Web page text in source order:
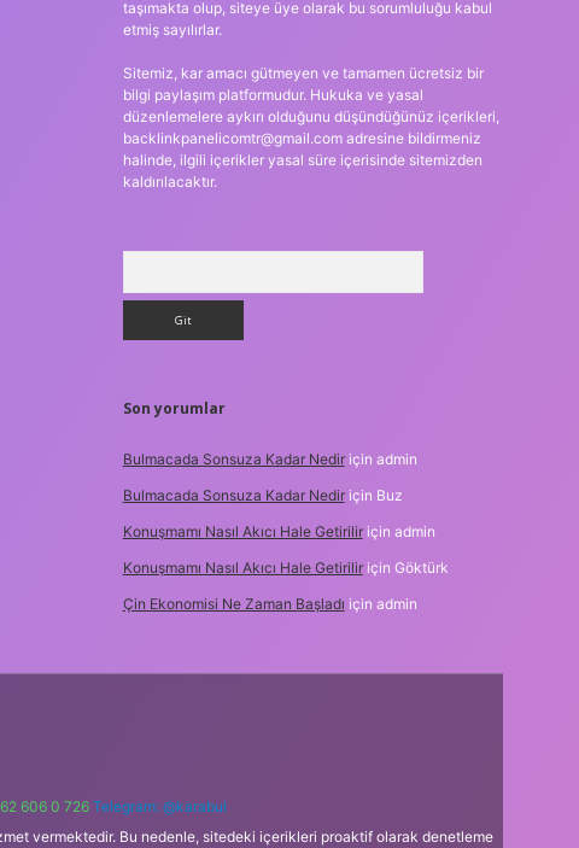
taşımakta olup, siteye üye olarak bu sorumluluğu kabul
etmiş sayılırlar.
Sitemiz, kar amacı gütmeyen ve tamamen ücretsiz bir
bilgi paylaşım platformudur. Hukuka ve yasal
düzenlemelere aykırı olduğunu düşündüğünüz içerikleri,
backlinkpanelicomtr@gmail.comadresine bildirmeniz
halinde, ilgili içerikler yasal süre içerisinde sitemizden
kaldırılacaktır.
Son yorumlar
Bulmacada Sonsuza Kadar Nediriçin admin
Bulmacada Sonsuza Kadar Nediriçin Buz
Konuşmamı Nasıl Akıcı Hale Getiriliriçin admin
Konuşmamı Nasıl Akıcı Hale Getiriliriçin Göktürk
Çin Ekonomisi Ne Zaman Başladı için admin
606 0 726 Telegram: @karabul
vermektedir. Bu nedenle, sitedeki içerikleri proaktif olarak denetleme